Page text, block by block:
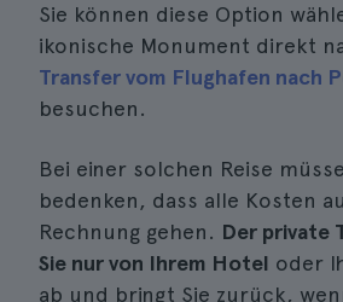
Sie können diese Option
ikonische Monument direkt
Transfer vom Flughafen nach
besuchen.
Bei einer solchen Reise
bedenken, dass alle Kosten
Rechnung gehen. Der private
Sie nur von Ihrem Hotel oder
ab und bringt Sie zurück,